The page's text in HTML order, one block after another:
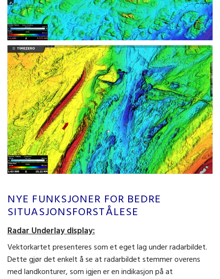
NYE FUNKSJONER FOR BEDRE
SITUASJONSFORSTÅLESE
Radar Underlay display:
Vektorkartet presenteres som et eget lag under radarbildet.
Dette gjør det enkelt å se at radarbildet stemmer overens
med landkonturer, som igjen er en indikasjon på at